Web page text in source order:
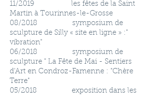
11/2019 les fêtes de la Saint
Martin à Tourinnes-le-Grosse
08/2018 symposium de
sculpture de Silly « site en ligne » :"
vibration"
06/2018 symposium de
sculpture " La Fête de Mai - Sentiers
d'Art en Condroz-Famenne : "Chère
Terre"
05/2018 exposition dans les